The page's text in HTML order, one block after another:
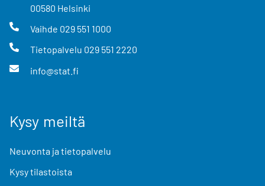
00580 Helsinki
Vaihde 029 551 1000
Tietopalvelu 029 551 2220
info@stat.fi
Kysy meiltä
Neuvonta ja tietopalvelu
Kysy tilastoista